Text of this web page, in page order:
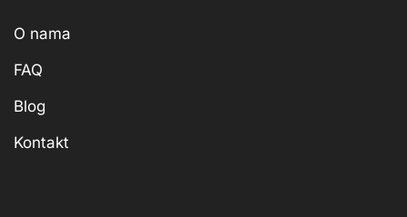
O nama
FAQ
Blog
Kontakt